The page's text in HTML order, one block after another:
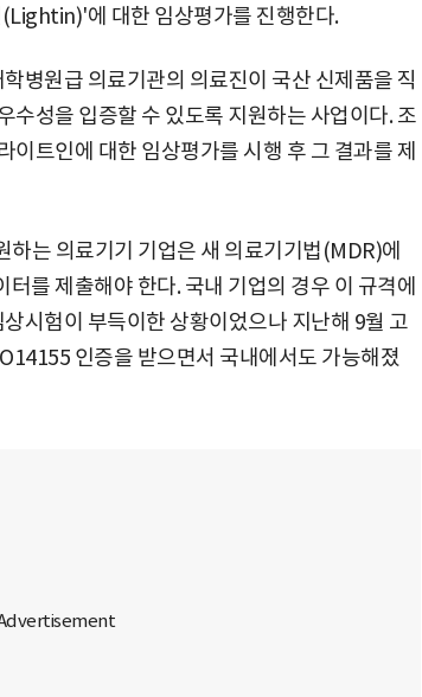
에 대한 임상평가를 진행한다.
병원급 의료기관의 의료진이 국산 신제품을 직
수성을 입증할 수 있도록 지원하는 사업이다. 조
트인에 대한 임상평가를 시행 후 그 결과를 제
는 의료기기 기업은 새 의료기기법(MDR)에
를 제출해야 한다. 국내 기업의 경우 이 규격에
시험이 부득이한 상황이었으나 지난해 9월 고
인증을 받으면서 국내에서도 가능해졌